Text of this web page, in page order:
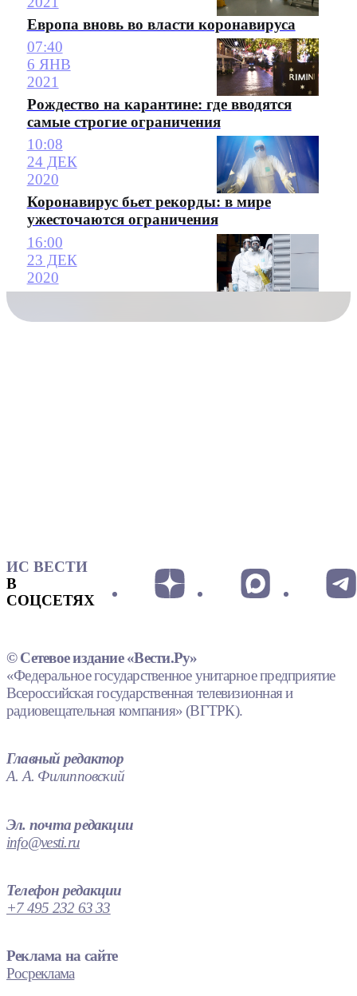
Европа вновь во власти коронавируса
07:40
6 ЯНВ
2021
Рождество на карантине: где вводятся
самые строгие ограничения
10:08
24 ДЕК
2020
Коронавирус бьет рекорды: в мире
ужесточаются ограничения
16:00
23 ДЕК
2020
ИС ВЕСТИ
В
СОЦСЕТЯХ
© Сетевое издание «Вести.Ру»
«Федеральное государственное унитарное предприятие
Всероссийская государственная телевизионная и
радиовещательная компания» (ВГТРК).
Главный редактор
А. А. Филипповский
Эл. почта редакции
info@vesti.ru
Телефон редакции
+7 495 232 63 33
Реклама на сайте
Росреклама